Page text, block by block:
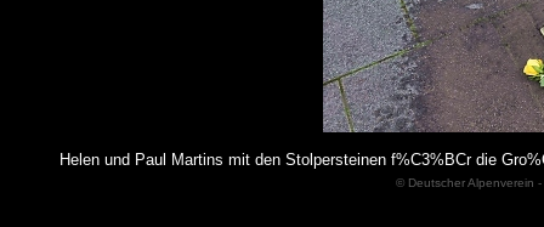
Helen und Paul Martins mit den Stolpersteinen f%C3%BCr die
© Deutscher Alpenverein